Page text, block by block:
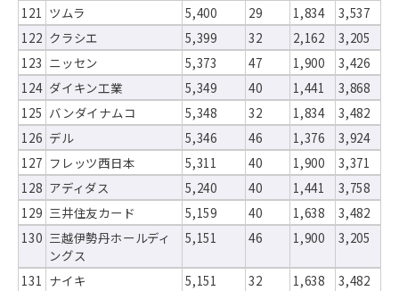
121 ツムラ 5,400 29 1,834
3,537
122 クラシエ 5,399 32 2,162
3,205
123 ニッセン 5,373 47 1,900
3,426
124 ダイキン工業 5,349 40 1,441
3,868
125 バンダイナムコ 5,348 32 1,834
3,482
126 デル 5,346 46 1,376
3,924
127 フレッツ西日本 5,311 40 1,900
3,371
128 アディダス 5,240 40 1,441
3,758
129 三井住友カード 5,159 40 1,638
3,482
130 三越伊勢丹ホールディ
ングス
5,151 46 1,900 3,205
131 ナイキ 5,151 32 1,638
3,482